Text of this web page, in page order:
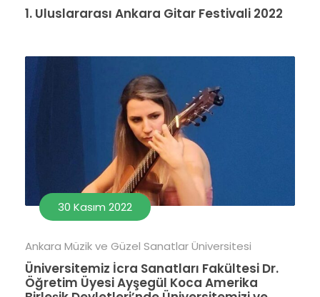
1. Uluslararası Ankara Gitar Festivali 2022
30 Kasım 2022
Ankara Müzik ve Güzel Sanatlar Üniversitesi
Üniversitemiz İcra Sanatları Fakültesi Dr.
Öğretim Üyesi Ayşegül Koca Amerika